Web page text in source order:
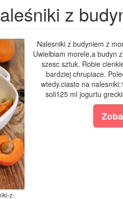
z
z-
Nalesniki z budyniem z
Uwielbiam morele,a budyn
szesc sztuk. Robie
bardziej chrupiace.
wtedy.ciasto na
soli125 ml jogurtu